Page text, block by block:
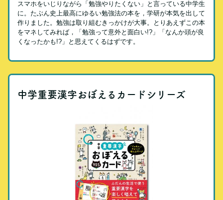
スマホをいじりながら「勉強やりたくない」と言っている中学生
に。たぶん史上最高にゆるい勉強法の本を，学研が本気を出して
作りました。勉強は取り組むきっかけが大事。とりあえずこの本
をマネしてみれば，「勉強って意外と面白い!?」「なんか頭が良
くなったかも!?」と思えてくるはずです。
中学重要漢字おぼえるカードシリーズ